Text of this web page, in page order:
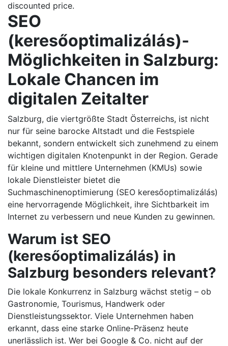
discounted price.
SEO
(keresőoptimalizálás)-
Möglichkeiten in Salzburg:
Lokale Chancen im
digitalen Zeitalter
Salzburg, die viertgrößte Stadt Österreichs, ist nicht
nur für seine barocke Altstadt und die Festspiele
bekannt, sondern entwickelt sich zunehmend zu einem
wichtigen digitalen Knotenpunkt in der Region. Gerade
für kleine und mittlere Unternehmen (KMUs) sowie
lokale Dienstleister bietet die
Suchmaschinenoptimierung (SEO keresőoptimalizálás)
eine hervorragende Möglichkeit, ihre Sichtbarkeit im
Internet zu verbessern und neue Kunden zu gewinnen.
Warum ist SEO
(keresőoptimalizálás) in
Salzburg besonders relevant?
Die lokale Konkurrenz in Salzburg wächst stetig – ob
Gastronomie, Tourismus, Handwerk oder
Dienstleistungssektor. Viele Unternehmen haben
erkannt, dass eine starke Online-Präsenz heute
unerlässlich ist. Wer bei Google & Co. nicht auf der